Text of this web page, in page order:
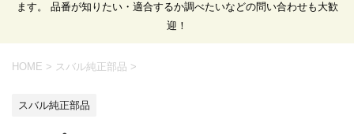
ます。 品番が知りたい・適合するか調べたいなどの問い合わせも大歓
迎！
HOME > スバル純正部品 >
スバル純正部品